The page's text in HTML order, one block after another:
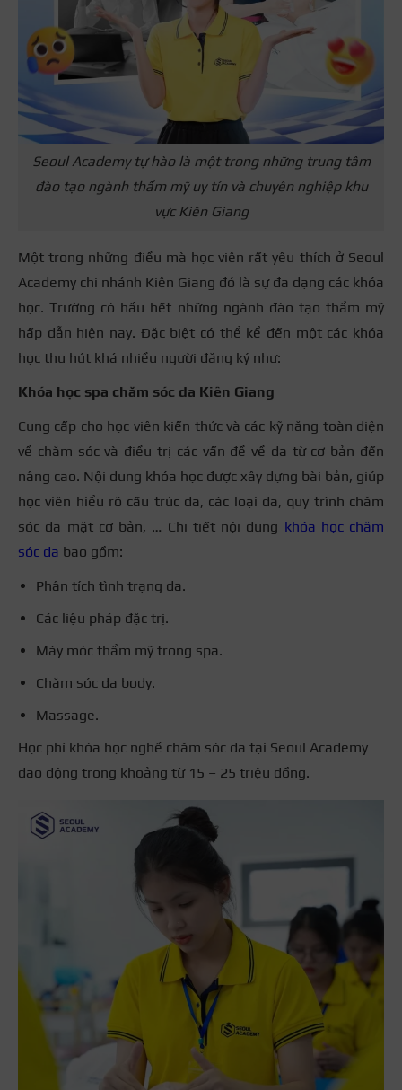
Seoul Academy tự hào là một trong những trung tâm
đào tạo ngành thẩm mỹ uy tín và chuyên nghiệp khu
vực Kiên Giang
Một trong những điều mà học viên rất yêu thích ở Seoul
Academy chi nhánh Kiên Giang đó là sự đa dạng các khóa
học. Trường có hầu hết những ngành đào tạo thẩm mỹ
hấp dẫn hiện nay. Đặc biệt có thể kể đến một các khóa
học thu hút khá nhiều người đăng ký như:
Khóa học spa chăm sóc da Kiên Giang
Cung cấp cho học viên kiến thức và các kỹ năng toàn diện
về chăm sóc và điều trị các vấn đề về da từ cơ bản đến
nâng cao. Nội dung khóa học được xây dựng bài bản, giúp
học viên hiểu rõ cấu trúc da, các loại da, quy trình chăm
sóc da mặt cơ bản, … Chi tiết nội dung khóa học chăm
sóc da bao gồm:
Phân tích tình trạng da.
Các liệu pháp đặc trị.
Máy móc thẩm mỹ trong spa.
Chăm sóc da body.
Massage.
Học phí khóa học nghề chăm sóc da tại Seoul Academy
dao động trong khoảng từ 15 – 25 triệu đồng.